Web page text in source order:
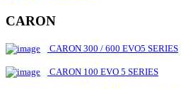
CARON
CARON 300 / 600 EVO5 SERIES
CARON 100 EVO 5 SERIES